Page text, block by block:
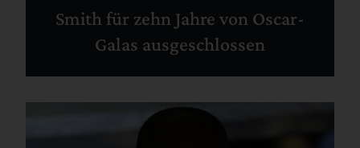
Smith für zehn Jahre von Oscar-
Galas ausgeschlossen